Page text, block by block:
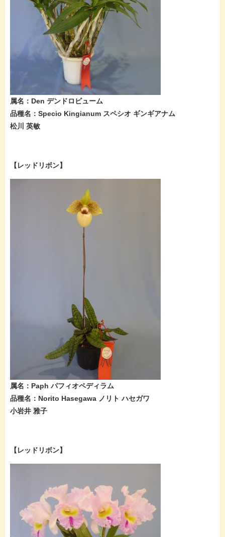
​属名：Den デンドロビューム
品種名：Specio Kingianum スペシオ ギンギアナム
松川 英敏
【レッドリボン】
属名：Paph パフィオペディラム
品種名：Norito Hasegawa ノリト ハセガワ
小岩井 雅子​
【レッドリボン】